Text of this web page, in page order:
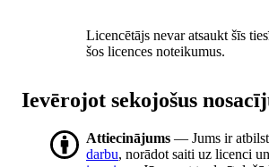
Licencētājs nevar atsaukt šīs
šos licences noteikumus.
Ievērojot sekojošus
Attiecinājums — Jums ir
darbu, norādot saiti uz licenci un